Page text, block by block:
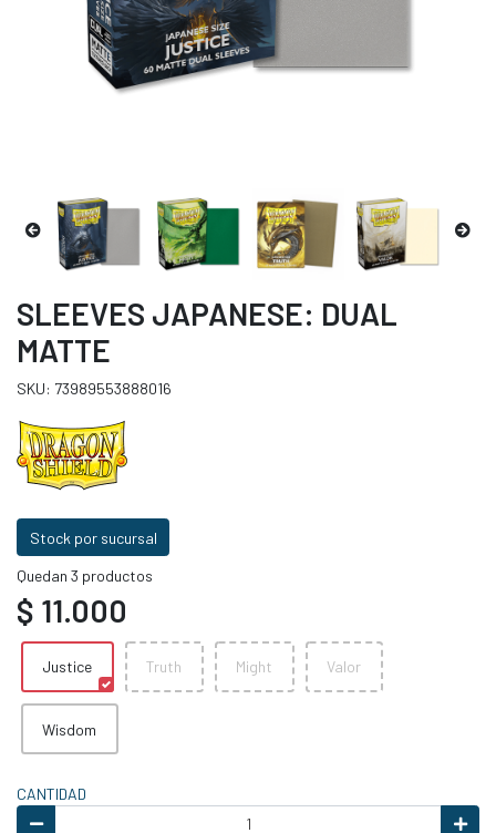
SLEEVES JAPANESE: DUAL
MATTE
SKU: 73989553888016
Stock por sucursal
Quedan 3 productos
$ 11.000
Justice Truth Might Valor
Wisdom
CANTIDAD